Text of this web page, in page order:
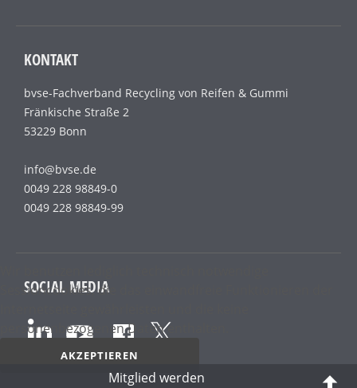
KONTAKT
bvse-Fachverband Recycling von Reifen & Gummi
Fränkische Straße 2
53229 Bonn
info@bvse.de
0049 228 98849-0
0049 228 98849-99
SOCIAL MEDIA
Mitglied werden
Sessioncookies, die das einwandfreie Funktionieren der
personenbezogenen Daten enthalten.
AKZEPTIEREN